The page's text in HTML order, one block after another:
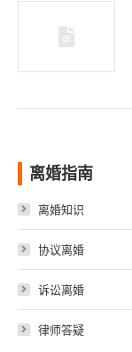
离婚指南
离婚知识
协议离婚
诉讼离婚
律师答疑